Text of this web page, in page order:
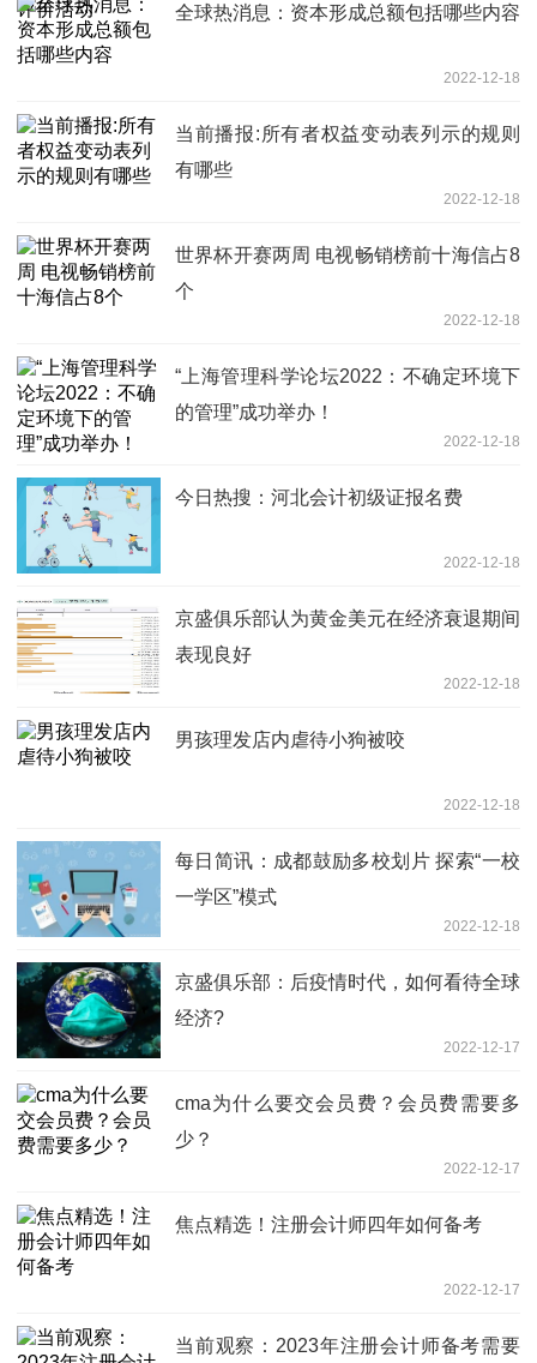
全球热消息：资本形成总额包括哪些内容
2022-12-18
当前播报:所有者权益变动表列示的规则
有哪些
2022-12-18
世界杯开赛两周 电视畅销榜前十海信占8
个
2022-12-18
“上海管理科学论坛2022：不确定环境下
的管理”成功举办！
2022-12-18
今日热搜：河北会计初级证报名费
2022-12-18
京盛俱乐部认为黄金美元在经济衰退期间
表现良好
2022-12-18
男孩理发店内虐待小狗被咬
2022-12-18
每日简讯：成都鼓励多校划片 探索“一校
一学区”模式
2022-12-18
京盛俱乐部：后疫情时代，如何看待全球
经济?
2022-12-17
cma为什么要交会员费？会员费需要多
少？
2022-12-17
焦点精选！注册会计师四年如何备考
2022-12-17
当前观察：2023年注册会计师备考需要